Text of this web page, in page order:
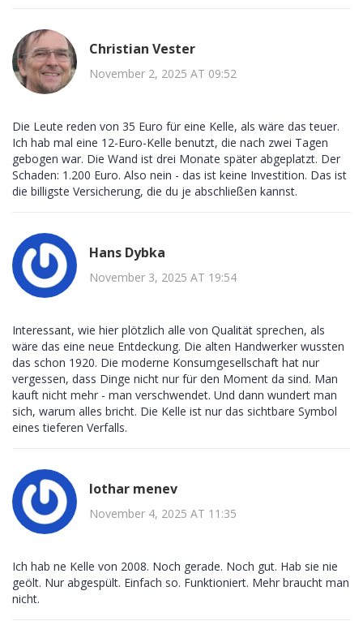
Christian Vester
November 2, 2025 AT 09:52
Die Leute reden von 35 Euro für eine Kelle, als wäre das teuer.
Ich hab mal eine 12-Euro-Kelle benutzt, die nach zwei Tagen
gebogen war. Die Wand ist drei Monate später abgeplatzt. Der
Schaden: 1.200 Euro. Also nein - das ist keine Investition. Das ist
die billigste Versicherung, die du je abschließen kannst.
Hans Dybka
November 3, 2025 AT 19:54
Interessant, wie hier plötzlich alle von Qualität sprechen, als
wäre das eine neue Entdeckung. Die alten Handwerker wussten
das schon 1920. Die moderne Konsumgesellschaft hat nur
vergessen, dass Dinge nicht nur für den Moment da sind. Man
kauft nicht mehr - man verschwendet. Und dann wundert man
sich, warum alles bricht. Die Kelle ist nur das sichtbare Symbol
eines tieferen Verfalls.
lothar menev
November 4, 2025 AT 11:35
Ich hab ne Kelle von 2008. Noch gerade. Noch gut. Hab sie nie
geölt. Nur abgespült. Einfach so. Funktioniert. Mehr braucht man
nicht.